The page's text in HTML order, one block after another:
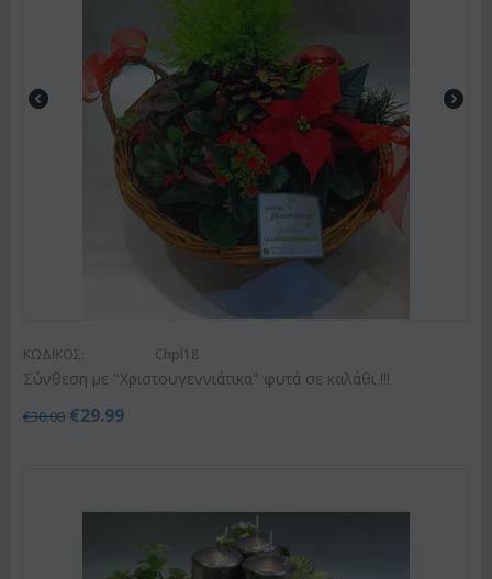
ΚΩΔΙΚΟΣ: Chpl18
Σύνθεση με "Χριστουγεννιάτικα" φυτά σε καλάθι !!!
€30.00 €29.99